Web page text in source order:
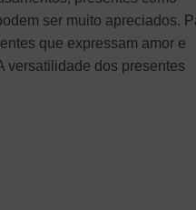
ser muito apreciados.
que expressam amor e
versatilidade dos presentes